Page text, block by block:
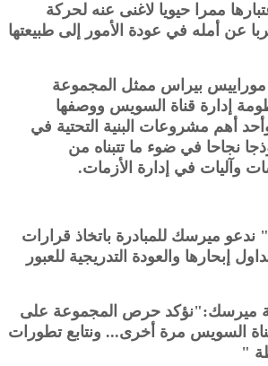
ممرا حيويا لاغنى عنه لحركة
عن أمله في عودة الأمور إلى طبيعتها
موراييس بيراس ممثل المجموعة
إدارة قناة السويس ووصفها
أهم مشروعات البنية التحتية في
نجاحا في ضوء ما تتبناه من
وآليات في إدارة الأزمات.
ندعو ميرسك للمبادرة باتخاذ قرارات
إبحارها والعودة التدريجية للعبور
ميرسك:"نؤكد حرص المجموعة على
السويس مرة أخرى... ونتابع تطورات
"